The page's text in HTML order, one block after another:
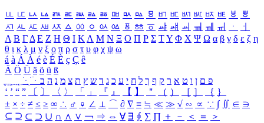
ㅥ ㅦ ㅧ ㅨ ㅩ ㅪ ㅫ ㅬ ㅭ ㅮ ㅯ ㅰ ㅱ ㅲ ㅳ ㅴ ㅵ ㅶ ㅷ ㅸ
ㅹ
ㅺ ㅻ ㅼ ㅽ ㅾ ㅿ ㆀ ㆁ ㆂ ㆃ ㆄ ㆅ ㆆ ㆇ ㆈ ㆉ ㆊ ㆋ ㆌ ㆍ
ㆎ
Α Β ΓΔ Ε Ζ Η Θ Ι ΚΛ Μ Ν Ξ Ο Π Ρ Σ ΤΥ Φ Χ Ψ Ω α β γ δ ε ζ η
θ ι κ λ μ ν ξ ο π ρ σ τ υ φ χ ψ ω
á à Á À é è É È ç Ç ê
Ä Ö Ü ä ö ü ß
ִֶֹ ֻּ ׁׂ פ ם ן ו ט א ר ק ף ך ל ח י ע כ ג ד ש ץ ת צ מ נ ה ב
‘ ’ “ ” 〔 〕 〈 〉 「 」 『 』 【 】 ＂ （ ） ［ ］ ｛ ｝
± × ÷ ≠ ≤ ≥ ∞ ∴ ♂ ♀ ∠ ⊥ ⌒ ∂ ∇ ≡ ≒ ≪ ≫ √ ∽ ∝ ∵ ∫ ∬ ∈ ∋
⊆ ⊇ ⊂ ⊃ ∪ ∩ ∧ ∨ ￢ ⇒ ⇔ ∀ ∃ ∮ ∑ ∏ ＋ － ＜ ＝
＞